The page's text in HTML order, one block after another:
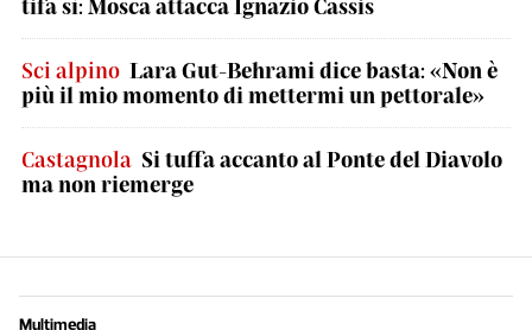
tifa sì: Mosca attacca Ignazio Cassis
Sci alpino Lara Gut-Behrami dice basta: «Non è
più il mio momento di mettermi un pettorale»
Castagnola Si tuffa accanto al Ponte del Diavolo
ma non riemerge
Multimedia